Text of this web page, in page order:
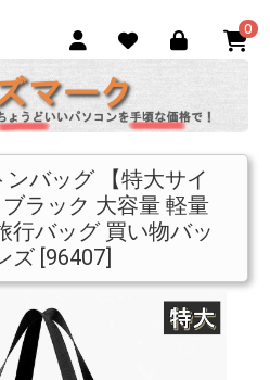
0
バッグ 【特大サイ
ラック 大容量 軽量
行バッグ 買い物バッ
ズ [96407]